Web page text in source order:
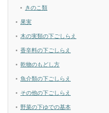
きのこ類
果実
木の実類の下ごしらえ
香辛料の下ごしらえ
乾物のもどし方
魚介類の下ごしらえ
その他の下ごしらえ
野菜の下ゆでの基本